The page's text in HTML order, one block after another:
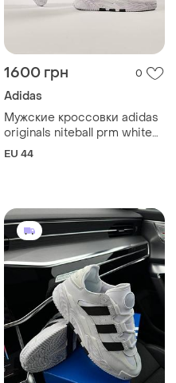
1600 грн 0
Adidas
Мужские кроссовки adidas
originals niteball prm white
black
EU 44